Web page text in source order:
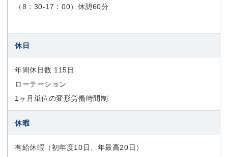
（8：30-17：00）休憩60分
休日
年間休日数 115日
ローテーション
1ヶ月単位の変形労働時間制
休暇
有給休暇（初年度10日、年最高20日）